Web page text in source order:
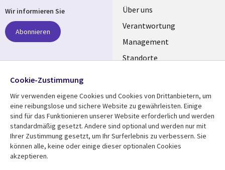
Useful
links
GERMANY
Über uns
Verantwortung
Management
Standorte
Mediathek
Library
Aktuelles
Rechtliches
Wir informieren Sie
Abonnieren
Folgen Sie uns
Social
Media
GERMANY
Cookie-Zustimmung
Wir verwenden eigene Cookies und Cookies von Drittanbietern, um
eine reibungslose und sichere Website zu gewährleisten. Einige
sind für das Funktionieren unserer Website erforderlich und werden
standardmäßig gesetzt. Andere sind optional und werden nur mit
Ihrer Zustimmung gesetzt, um Ihr Surferlebnis zu verbessern. Sie
können alle, keine oder einige dieser optionalen Cookies
akzeptieren.